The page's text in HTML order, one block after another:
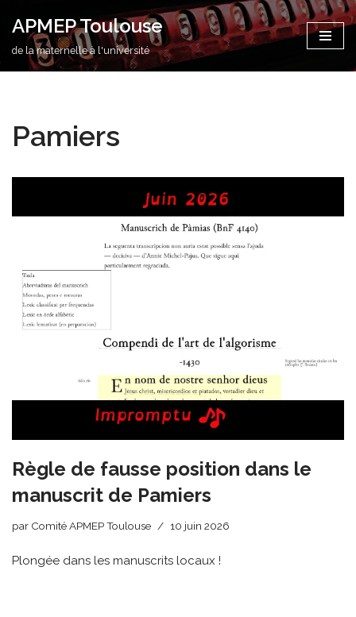
Aller
APMEP Toulouse
de la maternelle à l'université
Pamiers
Règle de fausse position dans le
manuscrit de Pamiers
par Comité APMEP Toulouse 10 juin 2026
Plongée dans les manuscrits locaux !